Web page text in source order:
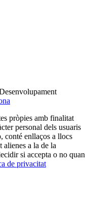
pròpies amb finalitat
personal dels usuaris
conté enllaços a llocs
a la de la
si accepta o no quan
de privacitat